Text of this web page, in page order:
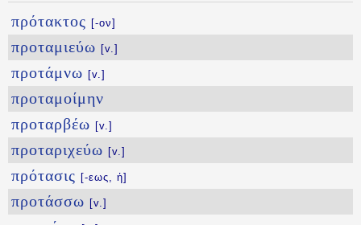
πρότακτος [-ον]
προταμιεύω [v.]
προτάμνω [v.]
προταμοίμην
προταρβέω [v.]
προταριχεύω [v.]
πρότασις [-εως, ἡ]
προτάσσω [v.]